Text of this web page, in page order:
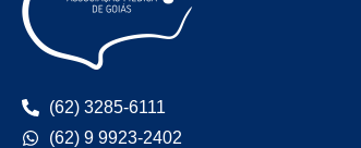
(62) 3285-6111
(62) 9 9923-2402